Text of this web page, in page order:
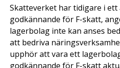
Skatteverket har tidigare i ett
godkännande för F-skatt,
lagerbolag inte kan anses
att bedriva
upphör att vara ett
godkännande för F-skatt